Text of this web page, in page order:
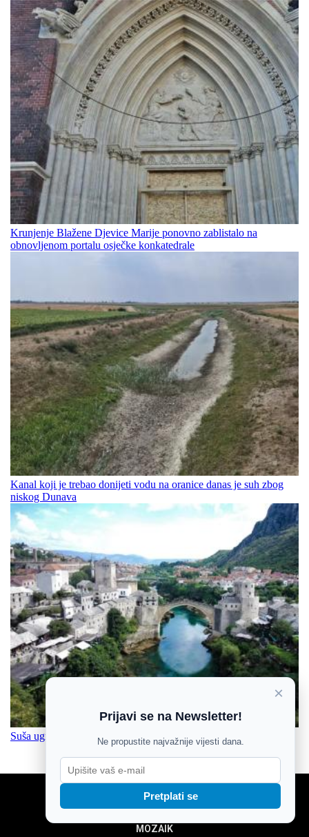
Krunjenje Blažene Djevice Marije ponovno zablistalo na
obnovljenom portalu osječke konkatedrale
Kanal koji je trebao donijeti vodu na oranice danas je suh zbog
niskog Dunava
Suša ugrozila vodoopskrbu u BiH, posebno teško u Hercegovini
NOVOSTI
MOZAIK
×
Prijavi se na Newsletter!
Ne propustite najvažnije vijesti dana.
Pretplati se